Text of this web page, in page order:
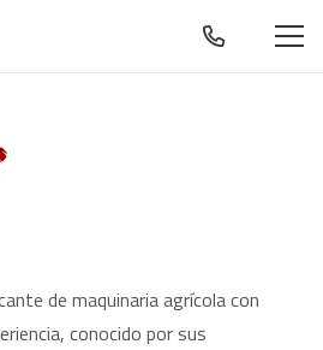
de maquinaria agrícola con
conocido por sus